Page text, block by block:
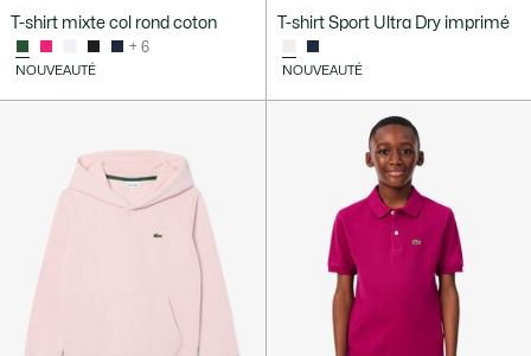
T-shirt mixte col rond coton
+ 6
NOUVEAUTÉ
T-shirt Sport Ultra Dry imprimé
NOUVEAUTÉ